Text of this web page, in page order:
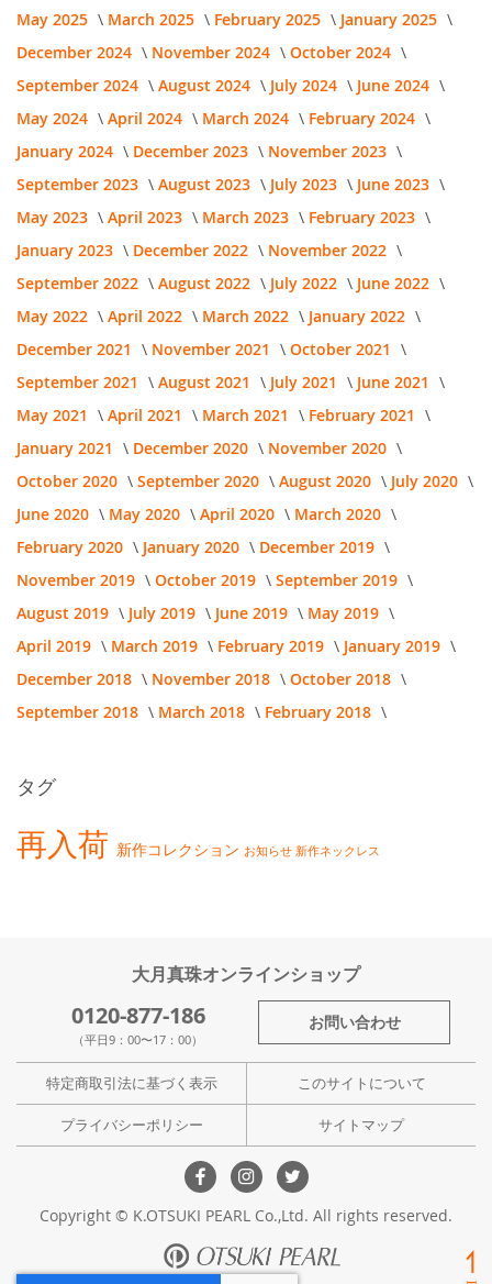
May 2025
March 2025 February 2025
January 2025
December 2024
November 2024
October 2024
September 2024
August 2024 July 2024
June 2024
May 2024
April 2024 March 2024
February 2024
January 2024
December 2023
November 2023
September 2023
August 2023 July 2023
June 2023
May 2023
April 2023 March 2023
February 2023
January 2023
December 2022
November 2022
September 2022
August 2022 July 2022
June 2022
May 2022
April 2022 March 2022
January 2022
December 2021
November 2021
October 2021
September 2021
August 2021 July 2021
June 2021
May 2021
April 2021 March 2021
February 2021
January 2021
December 2020
November 2020
October 2020
September 2020 August 2020
July 2020
June 2020
May 2020 April 2020
March 2020
February 2020
January 2020
December 2019
November 2019
October 2019
September 2019
August 2019
July 2019 June 2019
May 2019
April 2019
March 2019 February 2019
January 2019
December 2018
November 2018
October 2018
September 2018
March 2018 February 2018
タグ
再入荷 新作コレクション お知らせ 新作ネックレス
大月真珠オンラインショップ
0120-877-186
（平日9：00〜17：00）
お問い合わせ
特定商取引法に基づく表示 このサイトについて
プライバシーポリシー サイトマップ
Copyright © K.OTSUKI PEARL Co.,Ltd. All rights reserved.